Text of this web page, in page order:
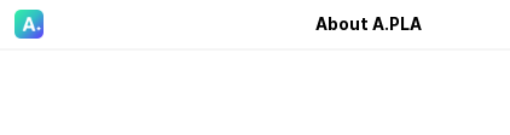
About A.PLA